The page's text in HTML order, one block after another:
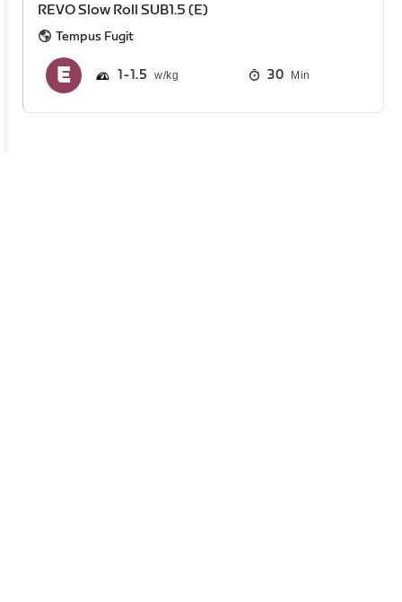
REVO Slow Roll SUB1.5 (E)
Tempus Fugit
1 1.5 30 Min